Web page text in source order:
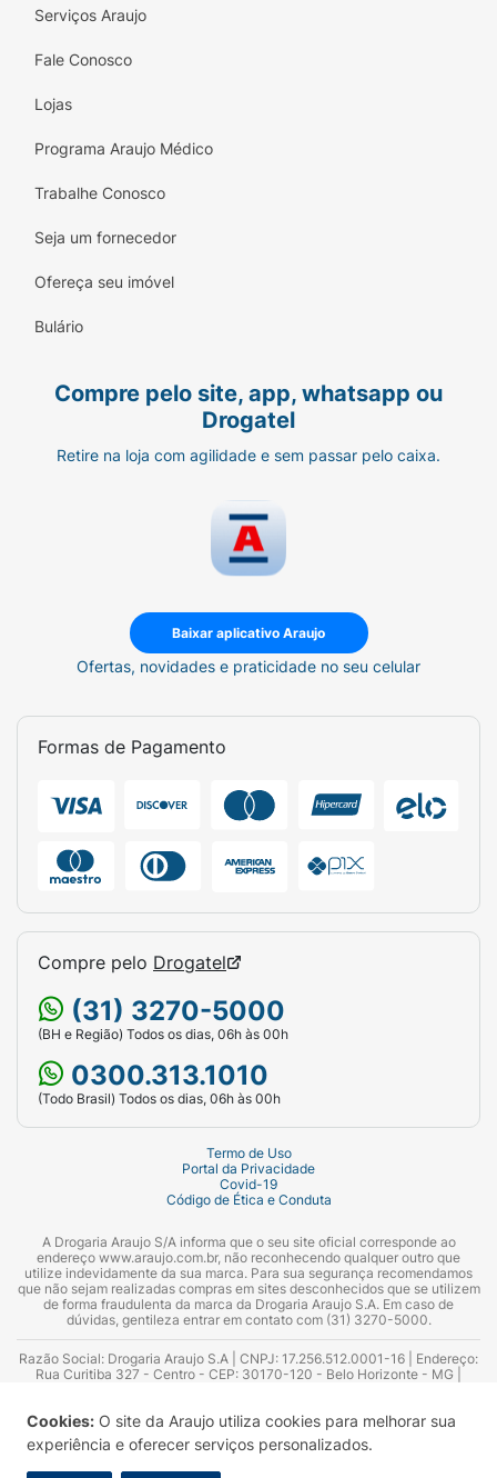
Cookies: O site da Araujo utiliza cookies para melhorar sua
experiência e oferecer serviços personalizados.
Serviços Araujo
Fale Conosco
Lojas
Programa Araujo Médico
Trabalhe Conosco
Seja um fornecedor
Ofereça seu imóvel
Bulário
Compre pelo site, app, whatsapp ou
Drogatel
Retire na loja com agilidade e sem passar pelo caixa.
Baixar aplicativo Araujo
Ofertas, novidades e praticidade no seu celular
Formas de Pagamento
Compre pelo Drogatel
(31) 3270-5000
(BH e Região) Todos os dias, 06h às 00h
0300.313.1010
(Todo Brasil) Todos os dias, 06h às 00h
Termo de Uso
Portal da Privacidade
Covid-19
Código de Ética e Conduta
A Drogaria Araujo S/A informa que o seu site oficial corresponde ao
endereço www.araujo.com.br, não reconhecendo qualquer outro que
utilize indevidamente da sua marca. Para sua segurança recomendamos
que não sejam realizadas compras em sites desconhecidos que se utilizem
de forma fraudulenta da marca da Drogaria Araujo S.A. Em caso de
dúvidas, gentileza entrar em contato com (31) 3270-5000.
Razão Social: Drogaria Araujo S.A | CNPJ: 17.256.512.0001-16 | Endereço:
Rua Curitiba 327 - Centro - CEP: 30170-120 - Belo Horizonte - MG |
Azevedo Guimarães – CRF 10.965 | Yasmin Silva Alvarenga – CRF 52.584 -
Consultor substituto: Thiago Aguiar Pinheiro - CRF Nº 13.748. Alvará
Sanitário: 2025020713 | Autorização de Funcionamento da Empresa (AFE):